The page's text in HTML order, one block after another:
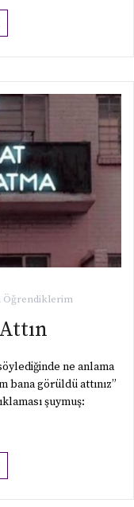
Öğrendiklerim
ne anlama
görüldü attınız”